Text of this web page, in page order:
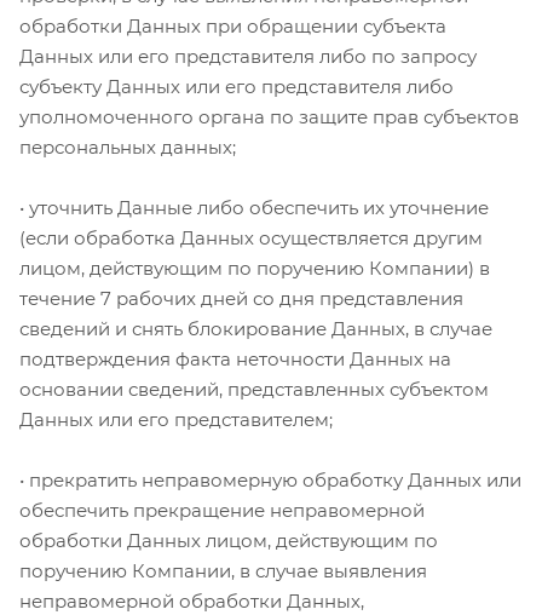
обработки Данных при обращении субъекта
Данных или его представителя либо по запросу
субъекту Данных или его представителя либо
уполномоченного органа по защите прав субъектов
персональных данных;
• уточнить Данные либо обеспечить их уточнение
(если обработка Данных осуществляется другим
лицом, действующим по поручению Компании) в
течение 7 рабочих дней со дня представления
сведений и снять блокирование Данных, в случае
подтверждения факта неточности Данных на
основании сведений, представленных субъектом
Данных или его представителем;
• прекратить неправомерную обработку Данных или
обеспечить прекращение неправомерной
обработки Данных лицом, действующим по
поручению Компании, в случае выявления
неправомерной обработки Данных,